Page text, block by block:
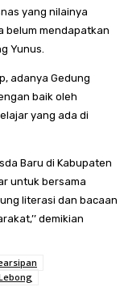
yang nilainya
belum mendapatkan
Yunus.
adanya Gedung
baik oleh
yang ada di
Baru di Kabupaten
untuk bersama
literasi dan bacaan
demikian